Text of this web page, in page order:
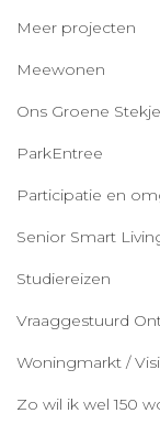
Meer projecten
Meewonen
Ons Groene Stekje
ParkEntree
Participatie en
Senior Smart
Studiereizen
Vraaggestuurd
Woningmarkt /
Zo wil ik wel 150